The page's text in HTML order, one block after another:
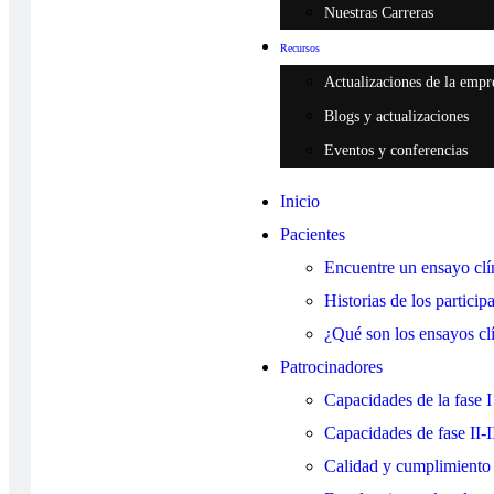
Nuestras Carreras
Recursos
Actualizaciones de la
Blogs y actualizaciones
Eventos y conferencias
Inicio
Pacientes
Encuentre un ensayo
Historias de los
¿Qué son los ensayos
Patrocinadores
Capacidades de la fase I
Capacidades de fase II-
Calidad y